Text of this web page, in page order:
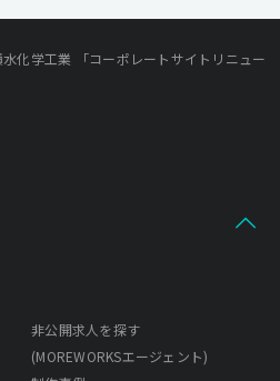
水化学工業 「コーポレートサイトリニュー
非公開求人を探す
(MOREWORKSエージェント)